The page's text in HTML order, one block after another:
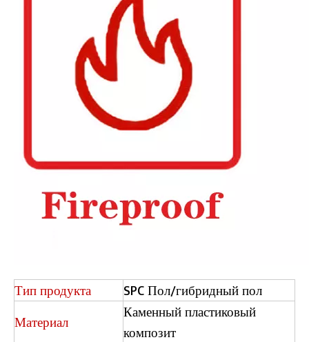
Тип продукта
SPC Пол/гибридный пол
Материал
Каменный пластиковый
композит